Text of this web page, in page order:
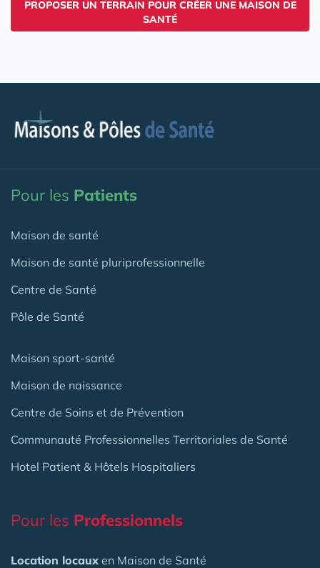
PROPOSER UN TERRAIN POUR CRÉER UNE MAISON DE
SANTÉ
Pour les Patients
Maison de santé
Maison de santé pluriprofessionnelle
Centre de Santé
Pôle de Santé
Maison sport-santé
Maison de naissance
Centre de Soins et de Prévention
Communauté Professionnelles Territoriales de Santé
Hotel Patient & Hôtels Hospitaliers
Pour les Professionnels
Location locaux en Maison de Santé